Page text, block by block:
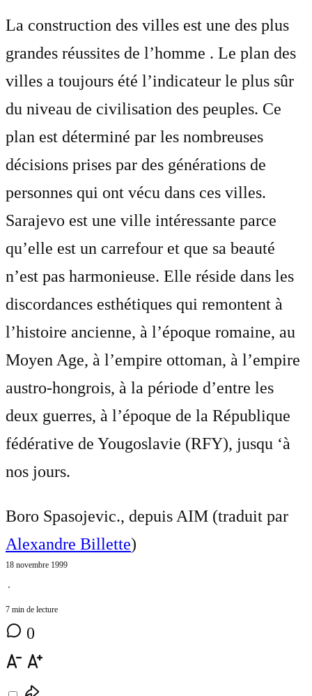
La construction des villes est une des plus
grandes réussites de l’homme . Le plan des
villes a toujours été l’indicateur le plus sûr
du niveau de civilisation des peuples. Ce
plan est déterminé par les nombreuses
décisions prises par des générations de
personnes qui ont vécu dans ces villes.
Sarajevo est une ville intéressante parce
qu’elle est un carrefour et que sa beauté
n’est pas harmonieuse. Elle réside dans les
discordances esthétiques qui remontent à
l’histoire ancienne, à l’époque romaine, au
Moyen Age, à l’empire ottoman, à l’empire
austro-hongrois, à la période d’entre les
deux guerres, à l’époque de la République
fédérative de Yougoslavie (RFY), jusqu ‘à
nos jours.
Boro Spasojevic., depuis AIM (traduit par
Alexandre Billette)
18 novembre 1999
⋅
7 min de lecture
0